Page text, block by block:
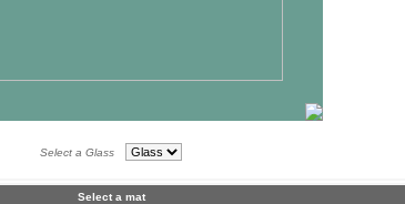
Select a Glass
Select a mat